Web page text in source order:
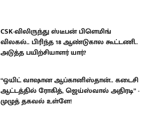
CSK-விலிருந்து ஸ்டீபன் பிளெமிங்
விலகல்.. பிரிந்த 18 ஆண்டுகால கூட்டணி..
அடுத்த பயிற்சியாளர் யார்?
“ஒயிட் வாஷான ஆப்கானிஸ்தான்.. கடைசி
ஆட்டத்தில் ரோகித், ஜெய்ஸ்வால் அதிரடி” -
முழுத் தகவல் உள்ளே!